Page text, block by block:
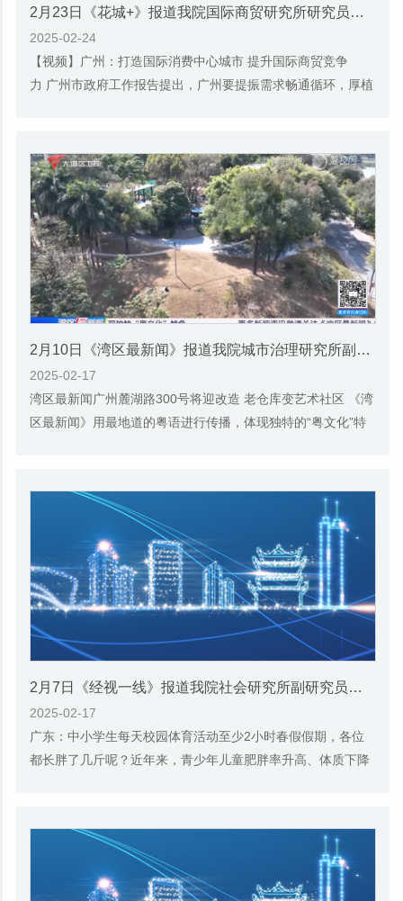
2月23日《花城+》报道我院国际商贸研究所研究员揭昊的视频采访
2025-02-24
【视频】广州：打造国际消费中心城市 提升国际商贸竞争
力 广州市政府工作报告提出，广州要提振需求畅通循环，厚植
2月10日《湾区最新闻》报道我院城市治理研究所副所长孙占卿的视频采访
2025-02-17
湾区最新闻广州麓湖路300号将迎改造 老仓库变艺术社区 《湾
区最新闻》用最地道的粤语进行传播，体现独特的“粤文化”特
2月7日《经视一线》报道我院社会研究所副研究员付舒的视频采访
2025-02-17
广东：中小学生每天校园体育活动至少2小时春假假期，各位
都长胖了几斤呢？近年来，青少年儿童肥胖率升高、体质下降